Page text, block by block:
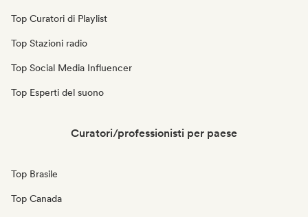
Top Curatori di Playlist
Top Stazioni radio
Top Social Media Influencer
Top Esperti del suono
Curatori/professionisti per paese
Top Brasile
Top Canada